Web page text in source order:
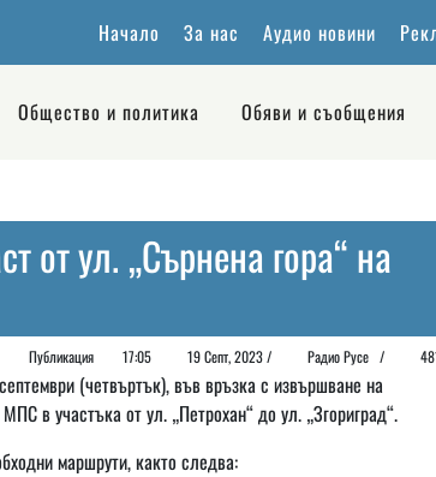
Начало За нас Аудио новини
Общество и политика Обяви и съобщения
от ул. „Сърнена гора“ на
Публикация 17:05 19 Септ, 2023 / Радио Русе /
(четвъртък), във връзка с извършване на
в участъка от ул. „Петрохан“ до ул. „Згориград“.
маршрути, както следва: